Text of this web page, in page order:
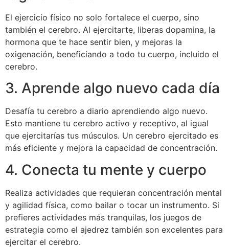
El ejercicio físico no solo fortalece el cuerpo, sino
también el cerebro. Al ejercitarte, liberas dopamina, la
hormona que te hace sentir bien, y mejoras la
oxigenación, beneficiando a todo tu cuerpo, incluido el
cerebro.
3. Aprende algo nuevo cada día
Desafía tu cerebro a diario aprendiendo algo nuevo.
Esto mantiene tu cerebro activo y receptivo, al igual
que ejercitarías tus músculos. Un cerebro ejercitado es
más eficiente y mejora la capacidad de concentración.
4. Conecta tu mente y cuerpo
Realiza actividades que requieran concentración mental
y agilidad física, como bailar o tocar un instrumento. Si
prefieres actividades más tranquilas, los juegos de
estrategia como el ajedrez también son excelentes para
ejercitar el cerebro.